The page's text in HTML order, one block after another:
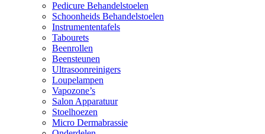
Pedicure Behandelstoelen
Schoonheids Behandelstoelen
Instrumententafels
Tabourets
Beenrollen
Beensteunen
Ultrasoonreinigers
Loupelampen
Vapozone’s
Salon Apparatuur
Stoelhoezen
Micro Dermabrassie